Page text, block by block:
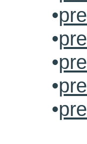
•
•
•
•
•